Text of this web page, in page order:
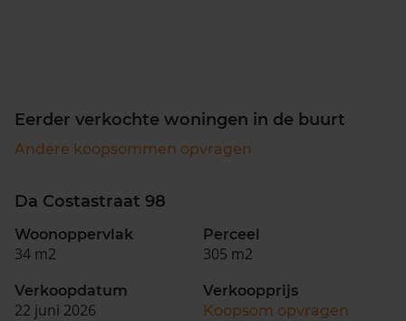
Eerder verkochte woningen in de buurt
Andere koopsommen opvragen
Da Costastraat 98
Woonoppervlak
34 m2
Perceel
305 m2
Verkoopdatum
22 juni 2026
Verkoopprijs
Koopsom opvragen